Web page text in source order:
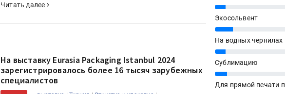
Читать далее
На выставку Eurasia Packaging Istanbul 2024
зарегистрировалось более 16 тысяч зарубежных
специалистов
7%
Экосольвент
12%
На водных чернилах
7%
Сублимацию
8%
Для прямой печати